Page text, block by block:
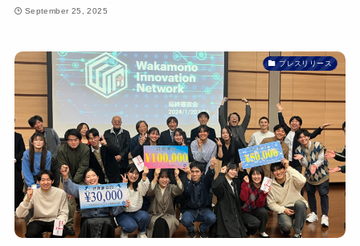
September 25, 2025
プレスリリース